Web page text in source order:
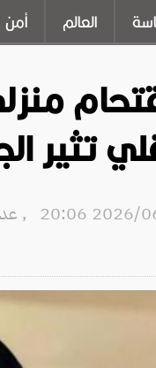
العالم أمن
تثير
,